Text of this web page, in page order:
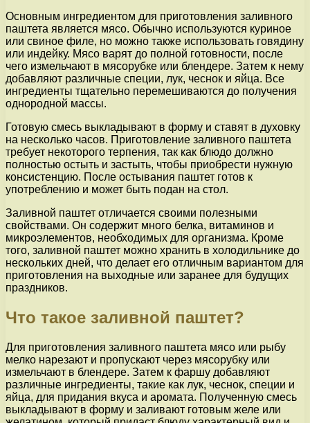
Основным ингредиентом для приготовления заливного
паштета является мясо. Обычно используются куриное
или свиное филе, но можно также использовать говядину
или индейку. Мясо варят до полной готовности, после
чего измельчают в мясорубке или блендере. Затем к нему
добавляют различные специи, лук, чеснок и яйца. Все
ингредиенты тщательно перемешиваются до получения
однородной массы.
Готовую смесь выкладывают в форму и ставят в духовку
на несколько часов. Приготовление заливного паштета
требует некоторого терпения, так как блюдо должно
полностью остыть и застыть, чтобы приобрести нужную
консистенцию. После остывания паштет готов к
употреблению и может быть подан на стол.
Заливной паштет отличается своими полезными
свойствами. Он содержит много белка, витаминов и
микроэлементов, необходимых для организма. Кроме
того, заливной паштет можно хранить в холодильнике до
нескольких дней, что делает его отличным вариантом для
приготовления на выходные или заранее для будущих
праздников.
Что такое заливной паштет?
Для приготовления заливного паштета мясо или рыбу
мелко нарезают и пропускают через мясорубку или
измельчают в блендере. Затем к фаршу добавляют
различные ингредиенты, такие как лук, чеснок, специи и
яйца, для придания вкуса и аромата. Полученную смесь
выкладывают в форму и заливают готовым желе или